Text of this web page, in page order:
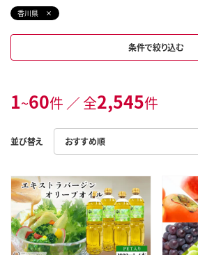
香川県
条件で絞り込む
1~60件 ／ 全2,545件
並び替え